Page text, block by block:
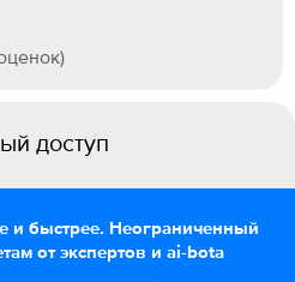
доступ
и быстрее. Неограниченный
от экспертов и ai-bota